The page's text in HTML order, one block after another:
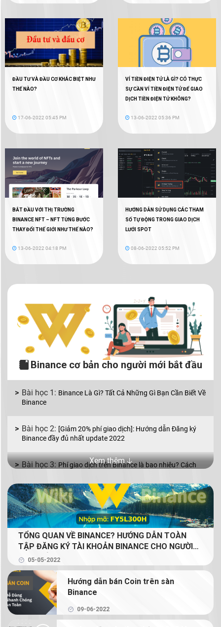
ĐẦU TƯ VÀ ĐẦU CƠ KHÁC BIỆT NHƯ
THẾ NÀO?
17-06-2022 05:45 PM
VÍ TIỀN ĐIỆN TỬ LÀ GÌ? CÓ THỰC
SỰ CẦN VÍ TIỀN ĐIỆN TỬ ĐỂ GIAO
DỊCH TIỀN ĐIỆN TỬ KHÔNG?
13-06-2022 05:36 PM
BẮT ĐẦU VỚI THỊ TRƯỜNG
BINANCE NFT – NFT TỪNG BƯỚC
THAY ĐỔI THẾ GIỚI NHƯ THẾ NÀO?
13-06-2022 04:18 PM
HƯỚNG DẪN SỬ DỤNG CÁC THAM
SỐ TỰ ĐỘNG TRONG GIAO DỊCH
LƯỚI SPOT
08-06-2022 05:52 PM
Binance cơ bản cho người mới bắt đầu
Binance Là Gì? Tất Cả Những Gì Bạn Cần Biết Về
Binance
[Giảm 20% phí giao dịch]: Hướng dẫn Đăng ký
Binance đầy đủ nhất update 2022
Phí giao dịch trên Binance là bao nhiêu? Cách
Binance P2P là gì? Cách mua bán coin bằng VND
với Binance P2P
Mua bán coin trên Binance với 2 lệnh cơ bản: lệnh
Limit và lệnh Market
Binance Earn là gì? Tạo thu nhập thụ động từ
crypto với Binance Earn
Margin Binance là gì? Hướng dẫn sử dụng Margin
trên Binance
Xem thêm 🡣
TỔNG QUAN VỀ BINANCE? HƯỚNG DẪN TOÀN
TẬP ĐĂNG KÝ TÀI KHOẢN BINANCE CHO NGƯỜI
MỚI (GIẢM 20% PHÍ GIAO DỊCH TRỌN ĐỜI CHO
NGƯỜI ĐỌC)
05-05-2022
Hướng dẫn bán Coin trên sàn
Binance
09-06-2022